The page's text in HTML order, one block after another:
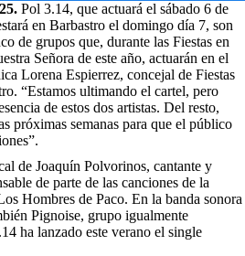
Pol 3.14, que actuará el sábado 6 de
en Barbastro el domingo día 7, son
de grupos que, durante las Fiestas en
Señora de este año, actuarán en el
Lorena Espierrez, concejal de Fiestas
“Estamos ultimando el cartel, pero
de estos dos artistas. Del resto,
próximas semanas para que el público
de Joaquín Polvorinos, cantante y
de parte de las canciones de la
Hombres de Paco. En la banda sonora
Pignoise, grupo igualmente
ha lanzado este verano el single